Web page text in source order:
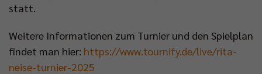
statt.
Weitere Informationen zum Turnier und den Spielplan
findet man hier: https://www.tournify.de/live/rita-
neise-turnier-2025